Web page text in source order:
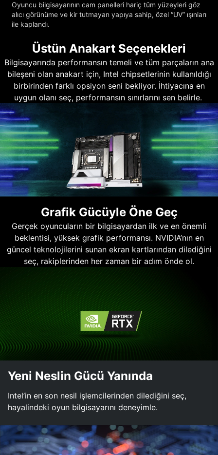
Oyuncu bilgisayarının cam panelleri hariç tüm yüzeyleri göz
alıcı görünüme ve kir tutmayan yapıya sahip, özel “UV” ışınları
ile kaplandı.
Üstün Anakart Seçenekleri
Bilgisayarında performansın temeli ve tüm parçaların ana
bileşeni olan anakart için, Intel chipsetlerinin kullanıldığı
birbirinden farklı opsiyon seni bekliyor. İhtiyacına en
uygun olanı seç, performansın sınırlarını sen belirle.
Grafik Gücüyle Öne Geç
Gerçek oyuncuların bir bilgisayardan ilk ve en önemli
beklentisi, yüksek grafik performansı. NVIDIA’nın en
güncel teknolojilerini sunan ekran kartlarından dilediğini
seç, rakiplerinden her zaman bir adım önde ol.
Yeni Neslin Gücü Yanında
Intel’in en son nesil işlemcilerinden dilediğini seç,
hayalindeki oyun bilgisayarını deneyimle.